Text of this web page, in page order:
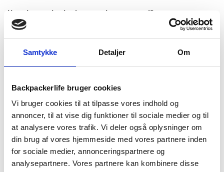
Samtykke Detaljer Om
Backpackerlife bruger cookies
Vi bruger cookies til at tilpasse vores indhold og
annoncer, til at vise dig funktioner til sociale medier og til
at analysere vores trafik. Vi deler også oplysninger om
din brug af vores hjemmeside med vores partnere inden
for sociale medier, annonceringspartnere og
analysepartnere. Vores partnere kan kombinere disse
Hvordan er det bedst at opbevare vand?
Benyt fødevaregodkendte beholdere. Beholderne bør
opbevares mørkt, køligt og væk fra sollys for at forhindre
Hvor længe kan vand holde sig i dunk?
flere år, men bør kontrolleres for smag og lugt mindst 1-2
Hvor meget vand skal man preppe?
Minimum 3-4 liter per person per dag, hvilket betyder ca. 12-
16 liter for tre dage. Eventuelt mere, hvis der også skal
bruges meget vand til madlavning og hygiejne.